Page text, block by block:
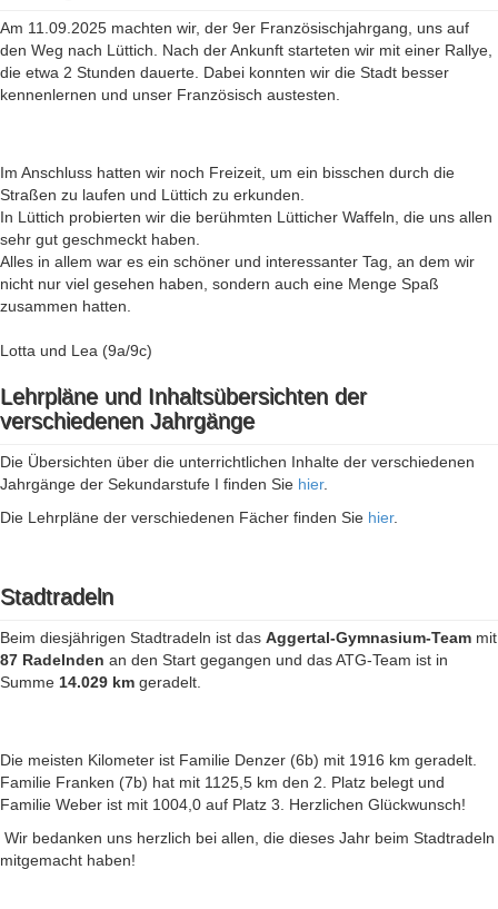
Am 11.09.2025 machten wir, der 9er Französischjahrgang, uns auf
den Weg nach Lüttich. Nach der Ankunft starteten wir mit einer Rallye,
die etwa 2 Stunden dauerte. Dabei konnten wir die Stadt besser
kennenlernen und unser Französisch austesten.
Im Anschluss hatten wir noch Freizeit, um ein bisschen durch die
Straßen zu laufen und Lüttich zu erkunden.
In Lüttich probierten wir die berühmten Lütticher Waffeln, die uns allen
sehr gut geschmeckt haben.
Alles in allem war es ein schöner und interessanter Tag, an dem wir
nicht nur viel gesehen haben, sondern auch eine Menge Spaß
zusammen hatten.
Lotta und Lea (9a/9c)
Lehrpläne und Inhaltsübersichten der
verschiedenen Jahrgänge
Die Übersichten über die unterrichtlichen Inhalte der verschiedenen
Jahrgänge der Sekundarstufe I finden Sie hier.
Die Lehrpläne der verschiedenen Fächer finden Sie hier.
Stadtradeln
Beim diesjährigen Stadtradeln ist das Aggertal-Gymnasium-Team mit
87 Radelnden an den Start gegangen und das ATG-Team ist in
Summe 14.029 km geradelt.
Die meisten Kilometer ist Familie Denzer (6b) mit 1916 km geradelt.
Familie Franken (7b) hat mit 1125,5 km den 2. Platz belegt und
Familie Weber ist mit 1004,0 auf Platz 3. Herzlichen Glückwunsch!
Wir bedanken uns herzlich bei allen, die dieses Jahr beim Stadtradeln
mitgemacht haben!